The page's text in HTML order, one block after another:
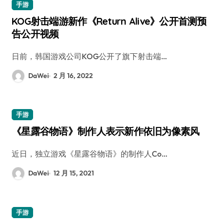
手游
KOG射击端游新作《Return Alive》公开首测预
告公开视频
日前，韩国游戏公司KOG公开了旗下射击端…
DaWei 2 月 16, 2022
手游
《星露谷物语》制作人表示新作依旧为像素风
近日，独立游戏《星露谷物语》的制作人Co…
DaWei 12 月 15, 2021
手游